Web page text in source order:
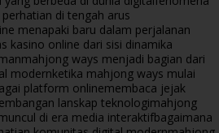
di tengah arus
menapaki baru dalam perjalanan
kasino online dari sisi dinamika
mahjong ways menjadi bagian dari
modernketika mahjong ways mulai
platform onlinemembaca jejak
lanskap teknologimahjong
di era media interaktifbagaimana